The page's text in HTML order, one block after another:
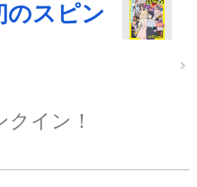
のスピン
クイン！